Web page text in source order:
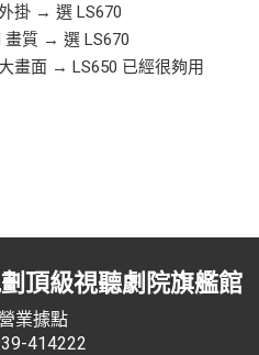
掛 → 選 LS670
畫質 → 選 LS670
畫面 → LS650 已經很夠用
頂級視聽劇院旗艦館
業據點
414222